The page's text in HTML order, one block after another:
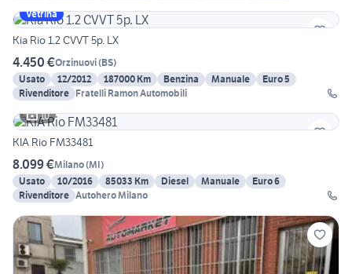
Vetrina
Kia Rio 1.2 CVVT 5p. LX
4.450 €Orzinuovi(BS)
Usato
12/2012 187000 Km Benzina Manuale
Euro 5
Rivenditore Fratelli Ramon Automobili
10
KIA Rio FM33481
8.099 €Milano(MI)
Usato
10/2016 85033 Km Diesel Manuale
Euro 6
Rivenditore Autohero Milano